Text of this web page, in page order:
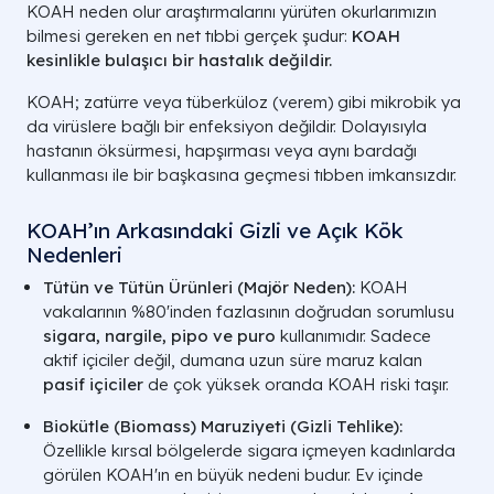
KAVRAM TERMİNOLOJİK KARIŞILIĞI
KOAH neden olur araştırmalarını yürüten okurlarımızın
bilmesi gereken en net tıbbi gerçek şudur: KOAH
kesinlikle bulaşıcı bir hastalık değildir.
KOAH; zatürre veya tüberküloz (verem) gibi mikrobik ya
da virüslere bağlı bir enfeksiyon değildir. Dolayısıyla
hastanın öksürmesi, hapşırması veya aynı bardağı
kullanması ile bir başkasına geçmesi tıbben imkansızdır.
KOAH’ın Arkasındaki Gizli ve Açık Kök
Nedenleri
Tütün ve Tütün Ürünleri (Majör Neden): KOAH
vakalarının %80'inden fazlasının doğrudan sorumlusu
sigara, nargile, pipo ve puro kullanımıdır. Sadece
aktif içiciler değil, dumana uzun süre maruz kalan
pasif içiciler de çok yüksek oranda KOAH riski taşır.
Biokütle (Biomass) Maruziyeti (Gizli Tehlike):
Özellikle kırsal bölgelerde sigara içmeyen kadınlarda
görülen KOAH'ın en büyük nedeni budur. Ev içinde